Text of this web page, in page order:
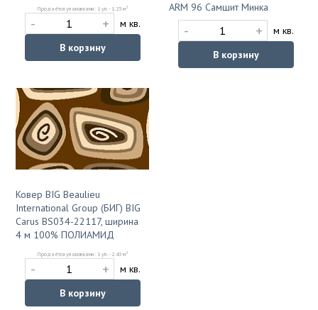
Продаётся упаковками: 1 уп. - 1.25 м2
- +
м кв.
В корзину
ARM 96 Самшит Минка
- +
м кв.
В корзину
Ковер BIG Beaulieu
International Group (БИГ) BIG
Carus BS034-22117, ширина
4 м 100% ПОЛИАМИД
Продаётся упаковками: 1 уп. - 2.43 м2
- +
м кв.
В корзину